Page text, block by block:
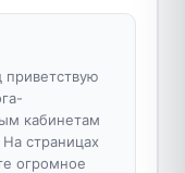
приветствую
кабинетам
страницах
огромное